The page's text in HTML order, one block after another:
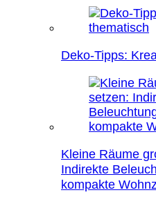
Deko-Tipps:
Kleine Räume
Indirekte
kompakte